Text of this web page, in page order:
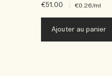
€51.00 €0.26/ml
Ajouter au panier